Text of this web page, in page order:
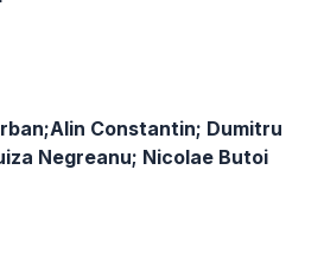
Constantin; Dumitru
Negreanu; Nicolae Butoi